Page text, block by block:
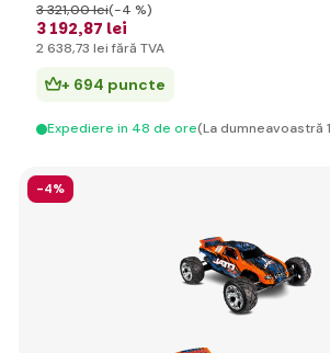
3 192,87 lei
3 321,00 lei(-4 %)
2 638,73 lei fără TVA
+ 694 puncte
Expediere in 48 de ore(La dumneavoastră
-4%